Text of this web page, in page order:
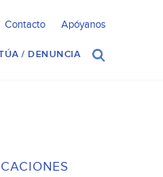
Contacto Apóyanos
/ DENUNCIA